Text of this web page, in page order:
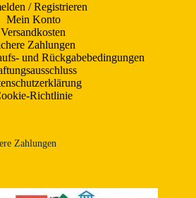
/ Registrieren
Mein Konto
Versandkosten
Zahlungen
und Rückgabebedingungen
Richtlinie
Zahlungen